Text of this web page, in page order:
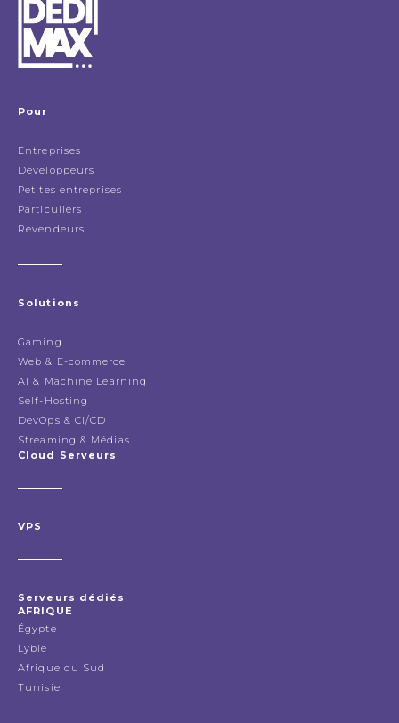
Pour
Entreprises
Développeurs
Petites entreprises
Particuliers
Revendeurs
Solutions
Gaming
Web & E-commerce
AI & Machine Learning
Self-Hosting
DevOps & CI/CD
Streaming & Médias
Cloud Serveurs
VPS
Serveurs dédiés
AFRIQUE
Égypte
Lybie
Afrique du Sud
Tunisie